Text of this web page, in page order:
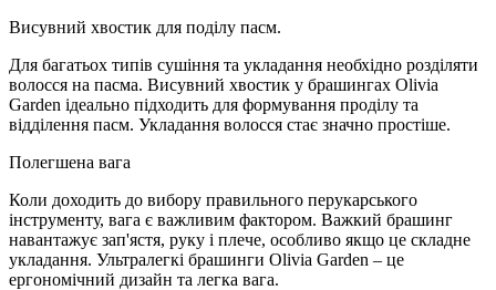
Висувний хвостик для поділу пасм.
Для багатьох типів сушіння та укладання необхідно розділяти
волосся на пасма. Висувний хвостик у брашингах Olivia
Garden ідеально підходить для формування проділу та
відділення пасм. Укладання волосся стає значно простіше.
Полегшена вага
Коли доходить до вибору правильного перукарського
інструменту, вага є важливим фактором. Важкий брашинг
навантажує зап'ястя, руку і плече, особливо якщо це складне
укладання. Ультралегкі брашинги Olivia Garden – це
ергономічний дизайн та легка вага.